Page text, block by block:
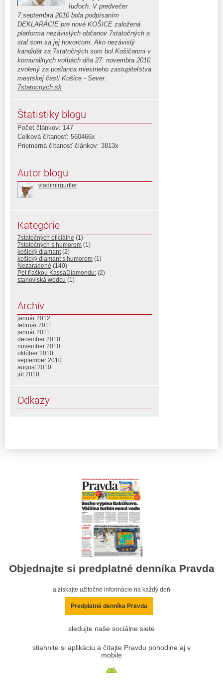
ľuďoch. V predvečer
7.septembra 2010 bola podpísaním
DEKLARÁCIE pre nové KOŠICE založená
platforma nezávislých občanov 7statočných a
stal som sa jej hovorcom. Ako nezávislý
kandidát za 7statočných som bol Košičanmi v
komunálnych voľbách dňa 27. novembra 2010
zvolený za poslanca miestneho zastupiteľstva
mestskej časti Košice - Sever.
7statocnych.sk
Štatistiky blogu
Počet článkov: 147
Celková čítanosť: 560466x
Priemerná čítanosť článkov: 3813x
Autor blogu
vladimirgurtler
Kategórie
7statočných oficiálne (1)
7statočných s humorom (1)
košický diamant(2)
košický diamant s humorom (1)
Nezaradené (140)
Pet fľaškou KassaDiamondu: (2)
stanoviská wodcu (1)
Archív
január 2012
február 2011
január 2011
december 2010
november 2010
október 2010
september 2010
august 2010
júl 2010
Odkazy
Objednajte si predplatné denníka Pravda
a získajte užitočné informácie na každý deň
Predplatné denníka Pravda
sledujte naše sociálne siete
stiahnite si aplikáciu a čítajte Pravdu pohodlne aj v
mobile